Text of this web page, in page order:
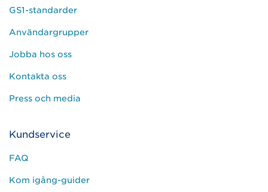
GS1-standarder
Användargrupper
Jobba hos oss
Kontakta oss
Press och media
Kundservice
FAQ
Kom igång-guider